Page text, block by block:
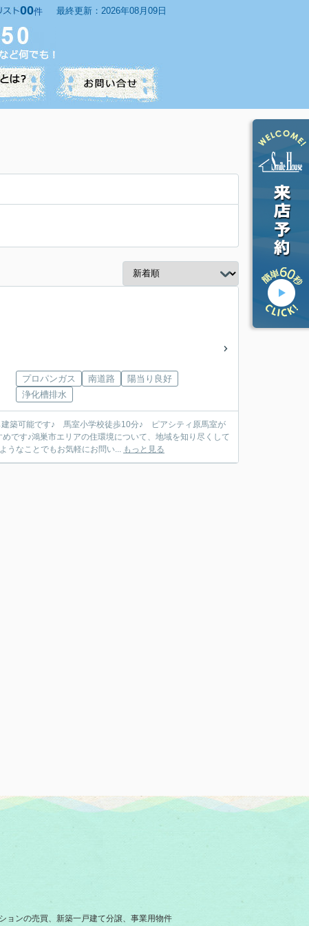
00件 最終更新：2026年08月09日
プロパンガス 南道路
陽当り良好
浄化槽排水
築可能です♪ 馬室小学校徒歩10分♪ ピアシティ原馬室が
です♪鴻巣市エリアの住環境について、地域を知り尽くして
うなことでもお気軽にお問い... もっと見る
ョンの売買、新築一戸建て分譲、事業用物件